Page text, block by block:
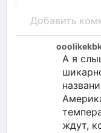
Добавить
А я
ждут,